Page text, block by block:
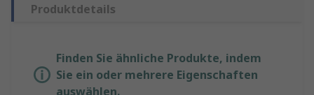
Produktdetails
Finden Sie ähnliche Produkte, indem
Sie ein oder mehrere Eigenschaften
auswählen.